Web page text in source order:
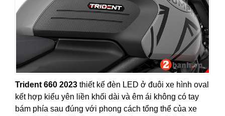
Trident 660 2023 thiết kế đèn LED ở đuôi xe hình oval
kết hợp kiểu yên liền khối dài và êm ái không có tay
bám phía sau đúng với phong cách tổng thể của xe